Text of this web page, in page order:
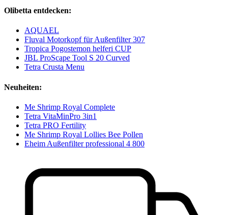
Olibetta entdecken:
AQUAEL
Fluval Motorkopf für Außenfilter 307
Tropica Pogostemon helferi CUP
JBL ProScape Tool S 20 Curved
Tetra Crusta Menu
Neuheiten:
Me Shrimp Royal Complete
Tetra VitaMinPro 3in1
Tetra PRO Fertility
Me Shrimp Royal Lollies Bee Pollen
Eheim Außenfilter professional 4 800